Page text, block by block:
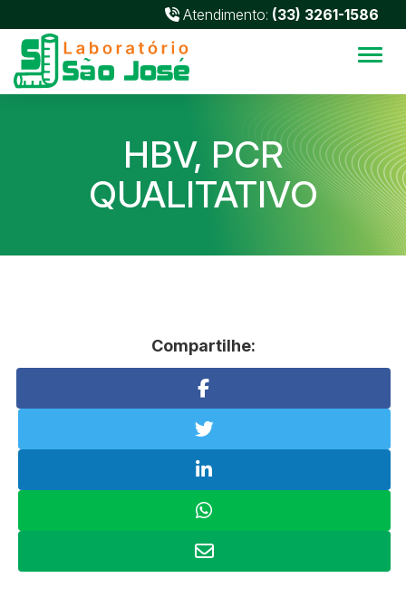
Atendimento: (33) 3261-1586
HBV, PCR
QUALITATIVO
Compartilhe: